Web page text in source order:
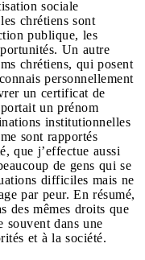
sociale
chrétiens sont
publique, les
Un autre
chrétiens, qui posent
personnellement
un certificat de
un prénom
institutionnelles
sont rapportés
que j’effectue aussi
de gens qui se
difficiles mais ne
par peur. En résumé,
des mêmes droits que
souvent dans une
et à la société.